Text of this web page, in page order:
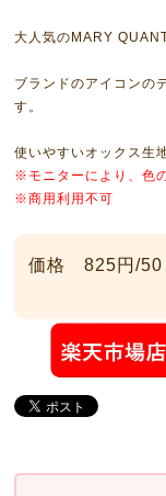
大人気のMARY
ブランドのアイコンの
す。
使いやすいオックス生
※モニターにより、色
※商用利用不可
価格 825円/50